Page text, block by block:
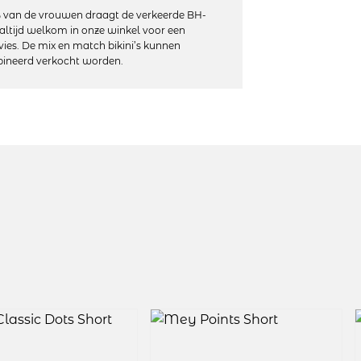
voldoet aan de Standard 100 van Oeko-
textiel dat is getest op schadelijke stoffen.
van de vrouwen draagt de verkeerde BH-
welkom in onze winkel voor een
De mix en match bikini’s kunnen
verkocht worden.